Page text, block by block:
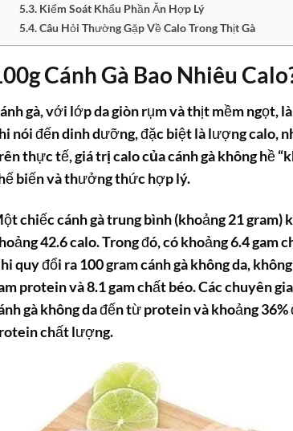
Kiểm Soát Khẩu Phần Ăn Hợp Lý
Câu Hỏi Thường Gặp Về Calo Trong Thịt Gà
Cánh Gà Bao Nhiêu
gà, với lớp da giòn rụm và thịt mềm ngọt,
nói đến dinh dưỡng, đặc biệt là lượng calo,
thực tế,giá trị calo của cánh gàkhông hề
biến và thưởng thức hợp lý.
chiếc cánh gà trung bình (khoảng 21
42.6 calo. Trong đó, có khoảng 6.4 gam
quy đổi ra 100 gram cánh gà không da,
protein và 8.1 gam chất béo. Các chuyên
gà không da đến từ protein và khoảng
chất lượng.